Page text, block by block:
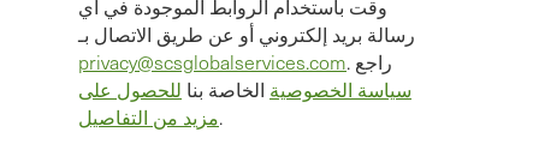
وقت باستخدام الروابط الموجودة في أي
رسالة بريد إلكتروني أو عن طريق الاتصال بـ
privacy@scsglobalservices.com . راجع
سياسة الخصوصية الخاصة بنا للحصول على
مزيد من التفاصيل.